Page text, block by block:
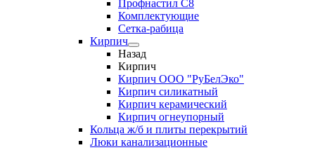
Профнастил С8
Комплектующие
Сетка-рабица
Кирпич
Назад
Кирпич
Кирпич ООО "РуБелЭко"
Кирпич силикатный
Кирпич керамический
Кирпич огнеупорный
Кольца ж/б и плиты перекрытий
Люки канализационные